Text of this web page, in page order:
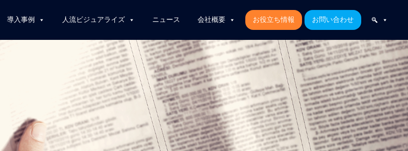
導入事例 人流ビジュアライズ ニュース 会社概要 お役立ち情報 お問い合わせ